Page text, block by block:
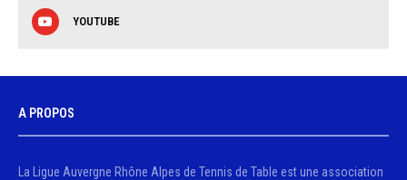
YOUTUBE
A PROPOS
La Ligue Auvergne Rhône Alpes de Tennis de Table est une association